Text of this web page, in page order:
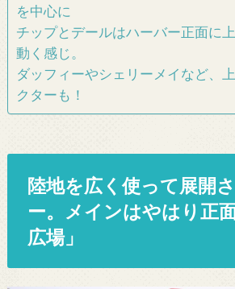
を中心に
チップとデールはハーバー正面に
動く感じ。
ダッフィーやシェリーメイなど、
クターも！
陸地を広く使って展開
ー。メインはやはり正
広場」